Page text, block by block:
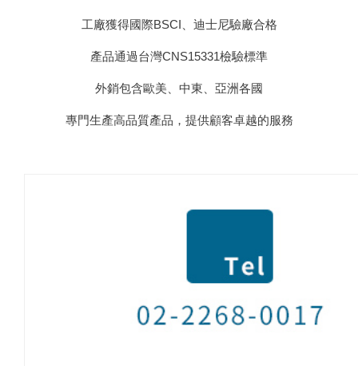
工廠獲得國際BSCI、迪士尼驗廠合格
產品通過台灣CNS15331檢驗標準
外銷包含歐美、中東、亞洲各國
專門生產高品質產品，提供顧客卓越的服務